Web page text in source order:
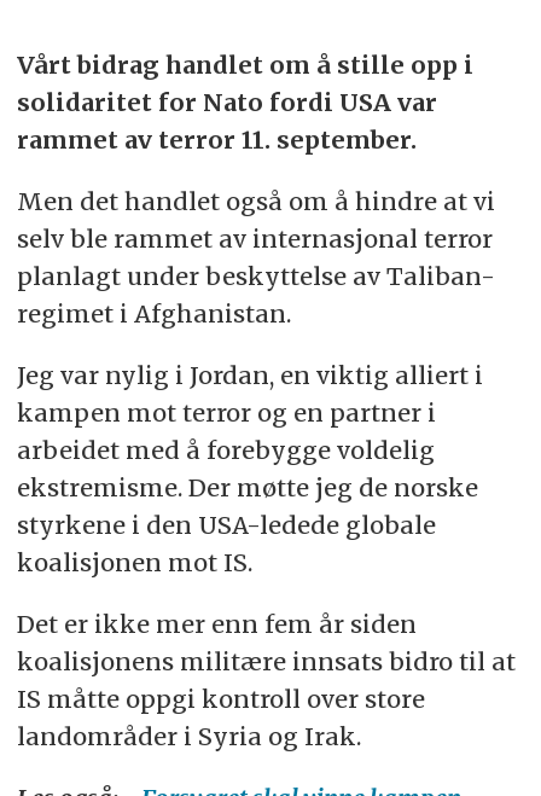
En annen forkortelse, ISIL, var også en del
brukt. L-en i ISIL står for Levanten, som er en
Sham.
Det historiske begrepet Levanten omfattar
hele eller deler av Irak, Syria, Jordan, Israel,
Palestina, Libanon, Kypros og Tyrkia.
Både i Norge og ellers i vår del av verden
benevnelsen Den islamske staten, forkortet
IS. Kilde: Språkrådet.
Vårt bidrag handlet om å stille opp i
solidaritet for Nato fordi USA var
rammet av terror 11. september.
Men det handlet også om å hindre at vi
selv ble rammet av internasjonal terror
planlagt under beskyttelse av Taliban-
regimet i Afghanistan.
Jeg var nylig i Jordan, en viktig alliert i
kampen mot terror og en partner i
arbeidet med å forebygge voldelig
ekstremisme. Der møtte jeg de norske
styrkene i den USA-ledede globale
koalisjonen mot IS.
Det er ikke mer enn fem år siden
koalisjonens militære innsats bidro til at
IS måtte oppgi kontroll over store
landområder i Syria og Irak.